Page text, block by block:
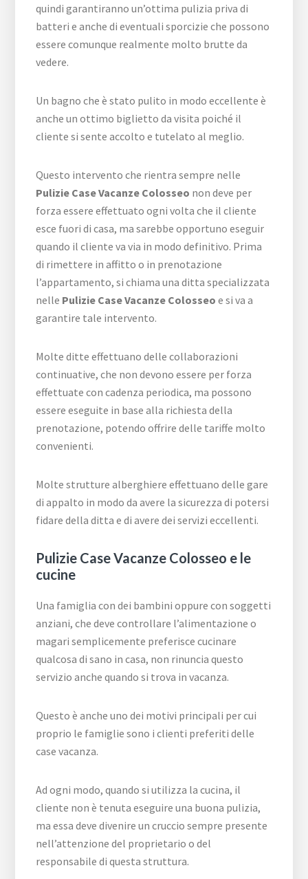
quindi garantiranno un’ottima pulizia priva di
batteri e anche di eventuali sporcizie che possono
essere comunque realmente molto brutte da
vedere.
Un bagno che è stato pulito in modo eccellente è
anche un ottimo biglietto da visita poiché il
cliente si sente accolto e tutelato al meglio.
Questo intervento che rientra sempre nelle
Pulizie Case Vacanze Colosseo non deve per
forza essere effettuato ogni volta che il cliente
esce fuori di casa, ma sarebbe opportuno eseguir
quando il cliente va via in modo definitivo. Prima
di rimettere in affitto o in prenotazione
l’appartamento, si chiama una ditta specializzata
nelle Pulizie Case Vacanze Colosseo e si va a
garantire tale intervento.
Molte ditte effettuano delle collaborazioni
continuative, che non devono essere per forza
effettuate con cadenza periodica, ma possono
essere eseguite in base alla richiesta della
prenotazione, potendo offrire delle tariffe molto
convenienti.
Molte strutture alberghiere effettuano delle gare
di appalto in modo da avere la sicurezza di potersi
fidare della ditta e di avere dei servizi eccellenti.
Pulizie Case Vacanze Colosseo e le
cucine
Una famiglia con dei bambini oppure con soggetti
anziani, che deve controllare l’alimentazione o
magari semplicemente preferisce cucinare
qualcosa di sano in casa, non rinuncia questo
servizio anche quando si trova in vacanza.
Questo è anche uno dei motivi principali per cui
proprio le famiglie sono i clienti preferiti delle
case vacanza.
Ad ogni modo, quando si utilizza la cucina, il
cliente non è tenuta eseguire una buona pulizia,
ma essa deve divenire un cruccio sempre presente
nell’attenzione del proprietario o del
responsabile di questa struttura.